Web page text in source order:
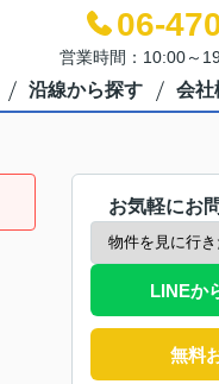
06-
営業時間：10:00～
沿線から探す 会社
お気軽にお
LINEか
無料